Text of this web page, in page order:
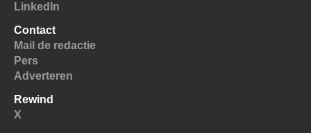
LinkedIn
Contact
Mail de redactie
Pers
Adverteren
Rewind
X